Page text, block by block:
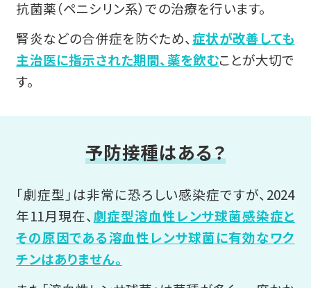
抗菌薬（ペニシリン系）での治療を行います。
腎炎などの合併症を防ぐため、 症状が改善しても
主治医に指示された期間、薬を飲むことが大切で
す。
予防接種はある？
「劇症型」は非常に恐ろしい感染症ですが、2024
年11月現在、劇症型溶血性レンサ球菌感染症と
その原因である溶血性レンサ球菌に有効なワク
チンはありません。